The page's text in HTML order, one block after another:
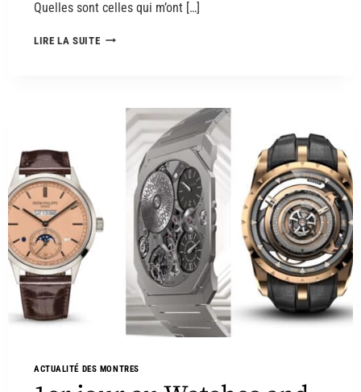
Quelles sont celles qui m’ont […]
LIRE LA SUITE
ACTUALITÉ DES MONTRES